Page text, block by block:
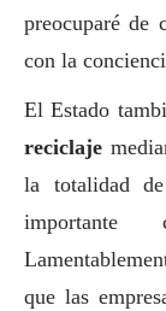
preocuparé de
con la
El Estado
reciclaje
la totalidad
que las